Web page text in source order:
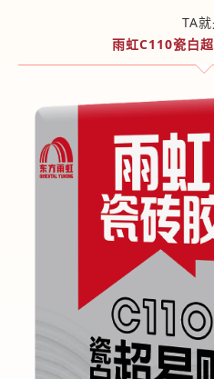
TA
雨虹C110瓷白超